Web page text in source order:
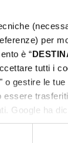
per
è “
tutti i
gestire le
Google ha
essere
end riche
dès